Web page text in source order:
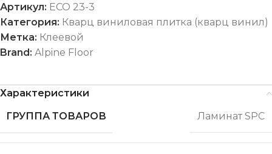
Артикул: ECO 23-3
Категория: Кварц виниловая плитка (кварц винил)
Метка: Клеевой
Brand: Alpine Floor
Характеристики
ГРУППА ТОВАРОВ
Ламинат SPC